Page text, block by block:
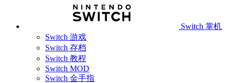
Switch 掌机
Switch 游戏
Switch 存档
Switch 教程
Switch MOD
Switch 金手指